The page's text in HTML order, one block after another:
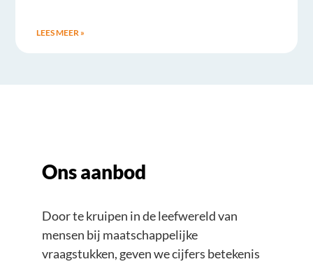
LEES MEER »
Ons aanbod
Door te kruipen in de leefwereld van
mensen bij maatschappelijke
vraagstukken, geven we cijfers betekenis